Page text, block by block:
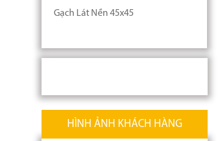
Gạch Lát Nền 45x45
HÌNH ẢNH KHÁCH HÀNG